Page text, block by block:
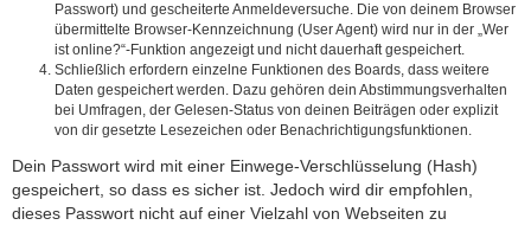
Passwort) und gescheiterte Anmeldeversuche. Die von deinem Browser
übermittelte Browser-Kennzeichnung (User Agent) wird nur in der „Wer
ist online?“-Funktion angezeigt und nicht dauerhaft gespeichert.
Schließlich erfordern einzelne Funktionen des Boards, dass weitere
Daten gespeichert werden. Dazu gehören dein Abstimmungsverhalten
bei Umfragen, der Gelesen-Status von deinen Beiträgen oder explizit
von dir gesetzte Lesezeichen oder Benachrichtigungsfunktionen.
Dein Passwort wird mit einer Einwege-Verschlüsselung (Hash)
gespeichert, so dass es sicher ist. Jedoch wird dir empfohlen,
dieses Passwort nicht auf einer Vielzahl von Webseiten zu